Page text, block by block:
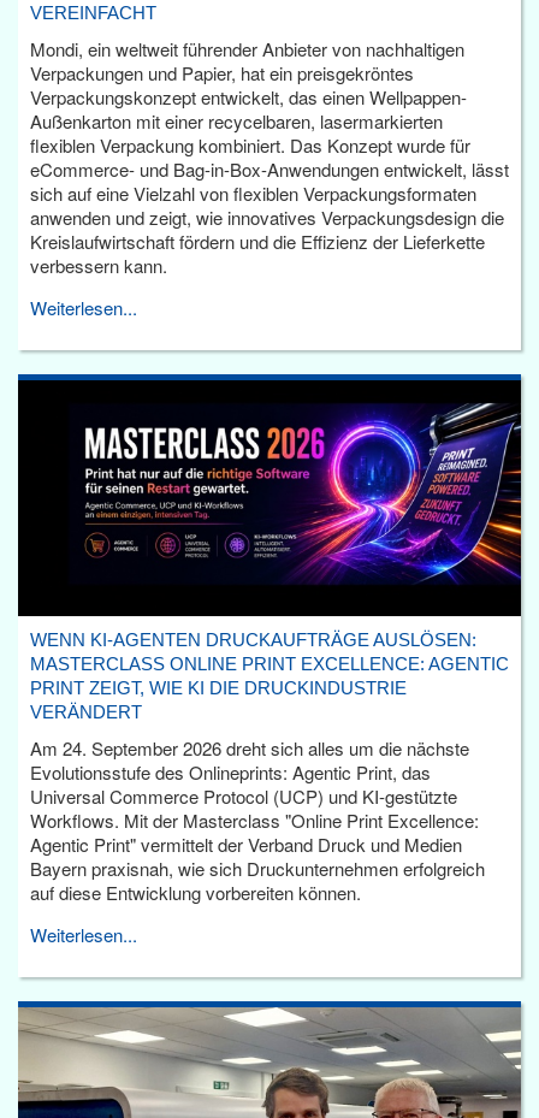
VEREINFACHT
Mondi, ein weltweit führender Anbieter von nachhaltigen
Verpackungen und Papier, hat ein preisgekröntes
Verpackungskonzept entwickelt, das einen Wellpappen-
Außenkarton mit einer recycelbaren, lasermarkierten
flexiblen Verpackung kombiniert. Das Konzept wurde für
eCommerce- und Bag-in-Box-Anwendungen entwickelt, lässt
sich auf eine Vielzahl von flexiblen Verpackungsformaten
anwenden und zeigt, wie innovatives Verpackungsdesign die
Kreislaufwirtschaft fördern und die Effizienz der Lieferkette
verbessern kann.
Weiterlesen...
WENN KI-AGENTEN DRUCKAUFTRÄGE AUSLÖSEN:
MASTERCLASS ONLINE PRINT EXCELLENCE: AGENTIC
PRINT ZEIGT, WIE KI DIE DRUCKINDUSTRIE
VERÄNDERT
Am 24. September 2026 dreht sich alles um die nächste
Evolutionsstufe des Onlineprints: Agentic Print, das
Universal Commerce Protocol (UCP) und KI-gestützte
Workflows. Mit der Masterclass "Online Print Excellence:
Agentic Print" vermittelt der Verband Druck und Medien
Bayern praxisnah, wie sich Druckunternehmen erfolgreich
auf diese Entwicklung vorbereiten können.
Weiterlesen...